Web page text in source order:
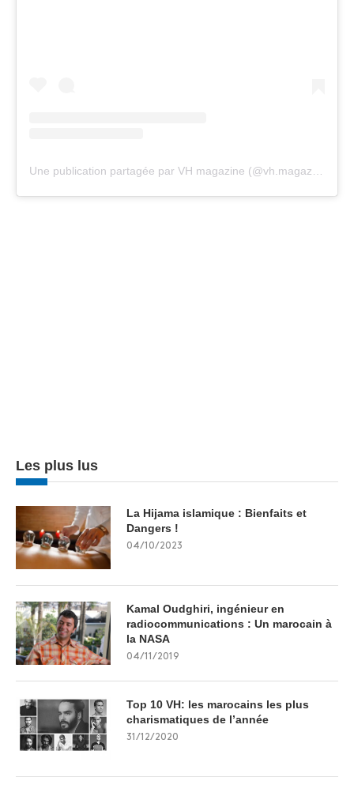
Une publication partagée par VH magazine (@vh.magazine)
Les plus lus
La Hijama islamique : Bienfaits et
Dangers !
04/10/2023
Kamal Oudghiri, ingénieur en
radiocommunications : Un marocain à
la NASA
04/11/2019
Top 10 VH: les marocains les plus
charismatiques de l’année
31/12/2020